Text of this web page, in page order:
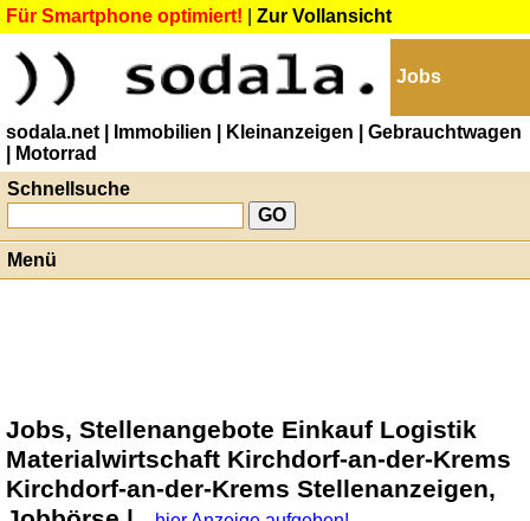
Für Smartphone optimiert! Zur Vollansicht
Jobs
sodala.net | Immobilien | Kleinanzeigen
| Gebrauchtwagen
| Motorrad
Schnellsuche
Menü
Jobs, Stellenangebote Einkauf Logistik
Materialwirtschaft Kirchdorf-an-der-Krems
Kirchdorf-an-der-Krems Stellenanzeigen,